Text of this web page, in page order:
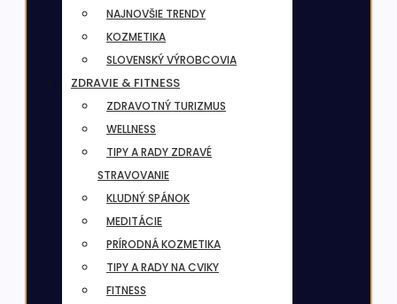
NAJNOVŠIE TRENDY
KOZMETIKA
SLOVENSKÝ VÝROBCOVIA
ZDRAVIE & FITNESS
ZDRAVOTNÝ TURIZMUS
WELLNESS
TIPY A RADY ZDRAVÉ
STRAVOVANIE
KLUDNÝ SPÁNOK
MEDITÁCIE
PRÍRODNÁ KOZMETIKA
TIPY A RADY NA CVIKY
FITNESS